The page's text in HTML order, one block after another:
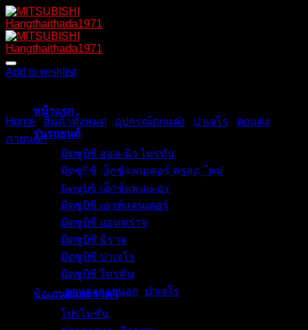
Skip
to
content
หน้าแรก
รุ่นรถยนต์
มิตซูบิชิ ออล-นิว ไทรทัน
มิตซูบิชิ เอ็กซ์แพนเดอร์ ครอส ใหม่
มิตซูบิชิ เอ็กซ์แพนเดอร์
มิตซูบิชิ เอาท์แลนเดอร์
มิตซูบิชิ แอททราจ
มิตซูบิชิ มิราจ
มิตซูบิชิ ปาเจโร
มิตซูบิชิ ไทรทัน
ข้อเสนอและราคา
โปรโมชั่น
Add to wishlist
Home สินค้าทั้งหมด อุปกรณ์ตกแต่ง ปาเจโร
ตกแต่ง
ภายนอก
สติกเกอร์กันรอยรองมือจับเคฟ
Categories:ตกแต่งภายนอก ปาเจโร